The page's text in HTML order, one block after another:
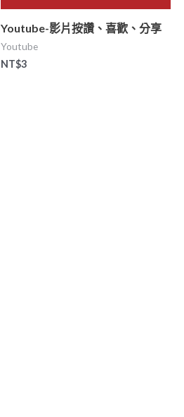
Youtube-影片按讚、喜歡、分享
Youtube
NT$3